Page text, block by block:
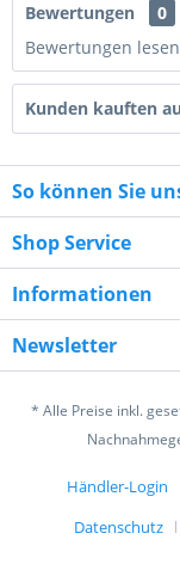
10 - 5 = ?
Ich habe die
verstanden und
Mit *
Senden
Bewertungen
0
Bewertungen
Kunden kauften
So können Sie
Shop Service
Informationen
Newsletter
* Alle Preise inkl.
Händler-Login
Datenschutz